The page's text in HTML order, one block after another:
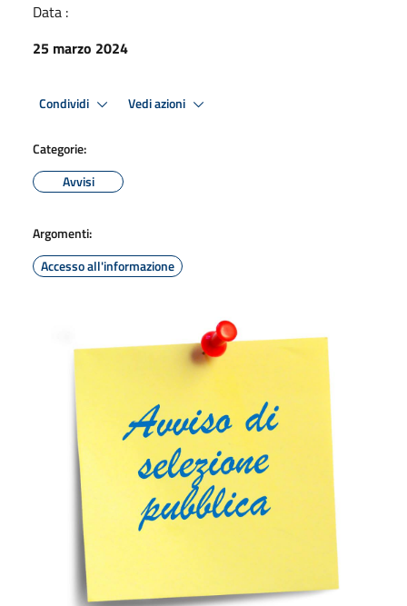
Data :
25 marzo 2024
Condividi Vedi azioni
Categorie:
Avvisi
Argomenti:
Accesso all'informazione